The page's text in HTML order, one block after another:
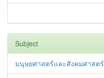
Subject
มนุษยศาสตร์และสังคมศาสตร์